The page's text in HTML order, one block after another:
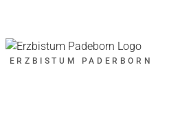
ERZBISTUM PADERBORN